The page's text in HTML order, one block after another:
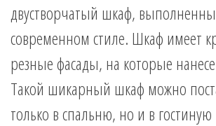
двустворчатый шкаф,
современном стиле. Шкаф имеет
резные фасады, на которые
Такой шикарный шкаф можно
только в спальню, но и в